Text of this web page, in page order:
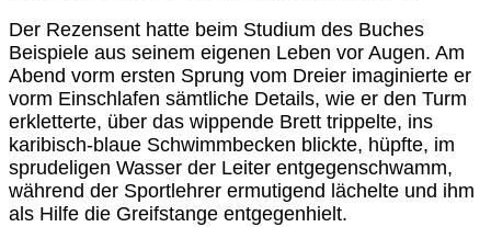
Der Rezensent hatte beim Studium des Buches
Beispiele aus seinem eigenen Leben vor Augen. Am
Abend vorm ersten Sprung vom Dreier imaginierte er
vorm Einschlafen sämtliche Details, wie er den Turm
erkletterte, über das wippende Brett trippelte, ins
karibisch-blaue Schwimmbecken blickte, hüpfte, im
sprudeligen Wasser der Leiter entgegenschwamm,
während der Sportlehrer ermutigend lächelte und ihm
als Hilfe die Greifstange entgegenhielt.